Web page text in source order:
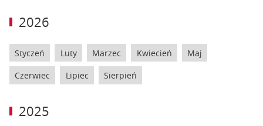
2026
Styczeń Luty Marzec Kwiecień Maj
Czerwiec Lipiec Sierpień
2025